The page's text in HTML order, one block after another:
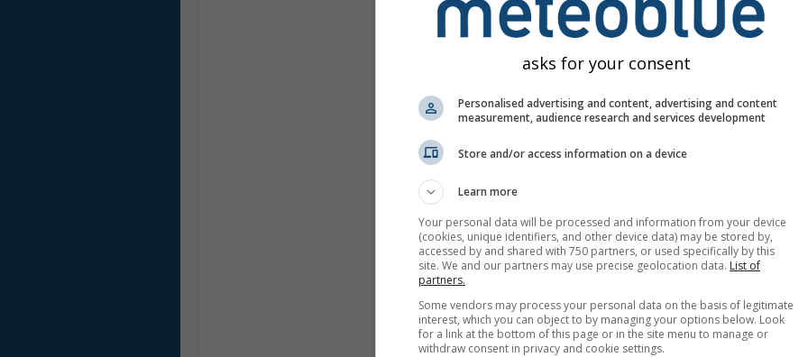
asks for your consent
Personalised advertising and content, advertising and content
measurement, audience research and services development
Store and/or access information on a device
Learn more
Your personal data will be processed and information from your device
(cookies, unique identifiers, and other device data) may be stored by,
accessed by and shared with 750 partners, or used specifically by this
site. We and our partners may use precise geolocation data. List of
partners.
Some vendors may process your personal data on the basis of legitimate
interest, which you can object to by managing your options below. Look
for a link at the bottom of this page or in the site menu to manage or
withdraw consent in privacy and cookie settings.